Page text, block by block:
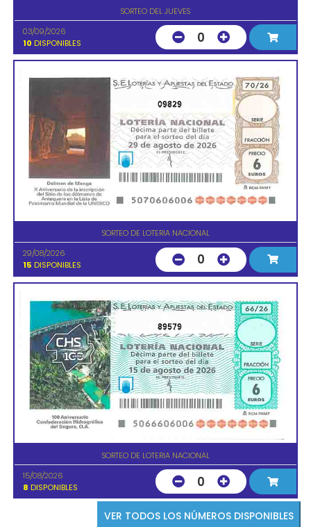
SORTEO DEL JUEVES
03/09/2026
10 DISPONIBLES 0
09829
SORTEO DE LOTERIA NACIONAL
29/08/2026
15 DISPONIBLES 0
89579
SORTEO DE LOTERIA NACIONAL
15/08/2026
8 DISPONIBLES 0
VER TODOS LOS NÚMEROS DISPONIBLES